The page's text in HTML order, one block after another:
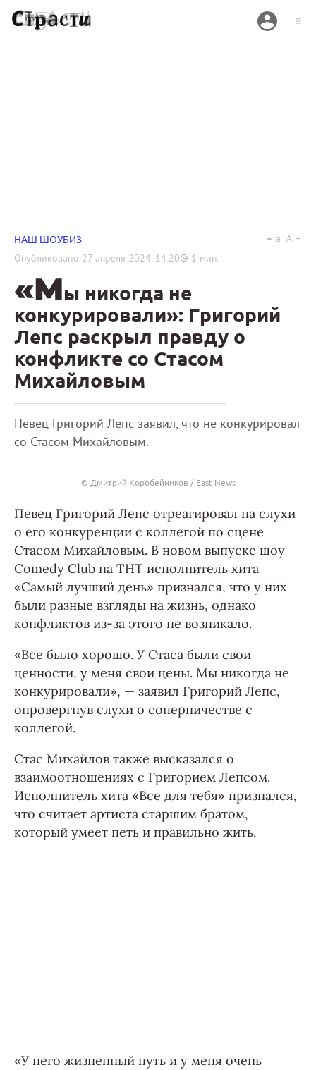
НАШ ШОУБИЗ
Опубликовано 27 апреля 2024, 14:20 1 мин.
a A
«Мы никогда не
конкурировали»: Григорий
Лепс раскрыл правду о
конфликте со Стасом
Михайловым
Певец Григорий Лепс заявил, что не конкурировал
со Стасом Михайловым.
© Дмитрий Коробейников / East News
Певец Григорий Лепс отреагировал на слухи
о его конкуренции с коллегой по сцене
Стасом Михайловым. В новом выпуске шоу
Comedy Club на ТНТ исполнитель хита
«Самый лучший день» признался, что у них
были разные взгляды на жизнь, однако
конфликтов из-за этого не возникало.
«Все было хорошо. У Стаса были свои
ценности, у меня свои цены. Мы никогда не
конкурировали», — заявил Григорий Лепс,
опровергнув слухи о соперничестве с
коллегой.
Стас Михайлов также высказался о
взаимоотношениях с Григорием Лепсом.
Исполнитель хита «Все для тебя» признался,
что считает артиста старшим братом,
который умеет петь и правильно жить.
«У него жизненный путь и у меня очень